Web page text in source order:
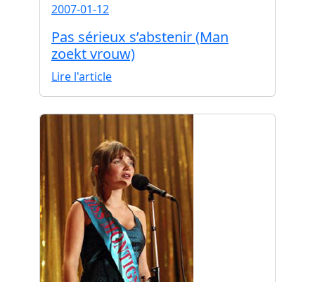
2007-01-12
Pas sérieux s’abstenir (Man
zoekt vrouw)
Lire l'article